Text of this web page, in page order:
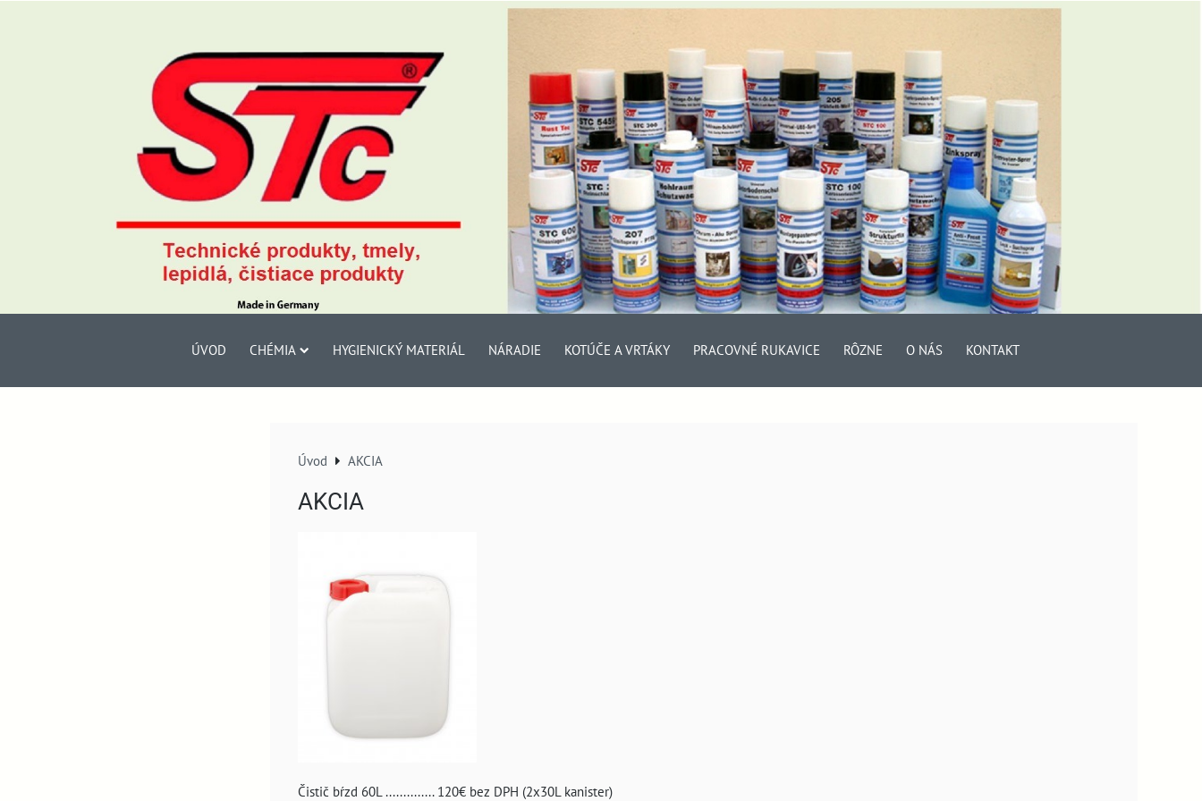
ÚVOD CHÉMIA HYGIENICKÝ MATERIÁL NÁRADIE KOTÚČE A VRTÁKY PRACOVNÉ RUKAVICE RÔZNE O NÁS KONTAKT
Úvod AKCIA
AKCIA
Čistič bŕzd 60L .............. 120€ bez DPH (2x30L kanister)